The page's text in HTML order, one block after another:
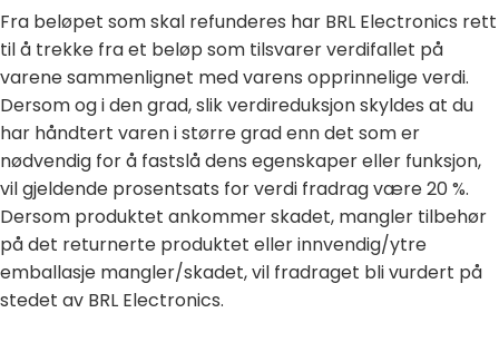
Fra beløpet som skal refunderes har BRL Electronics rett
til å trekke fra et beløp som tilsvarer verdifallet på
varene sammenlignet med varens opprinnelige verdi.
Dersom og i den grad, slik verdireduksjon skyldes at du
har håndtert varen i større grad enn det som er
nødvendig for å fastslå dens egenskaper eller funksjon,
vil gjeldende prosentsats for verdi fradrag være 20 %.
Dersom produktet ankommer skadet, mangler tilbehør
på det returnerte produktet eller innvendig/ytre
emballasje mangler/skadet, vil fradraget bli vurdert på
stedet av BRL Electronics.